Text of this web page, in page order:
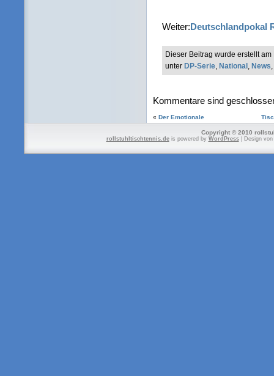
Weiter:Deutschlandpokal
Dieser Beitrag wurde erstellt
unter DP-Serie, National , News,
Kommentare sind
« Der Emotionale
Copyright © 2010
rollstuhltischtennis.deis powered by WordPress| Design von